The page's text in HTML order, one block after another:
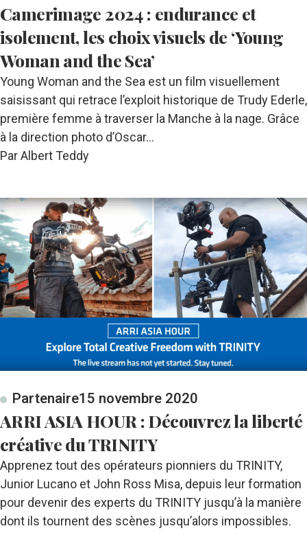
Camerimage 2024 : endurance et
isolement, les choix visuels de ‘Young
Woman and the Sea’
Young Woman and the Sea est un film visuellement
saisissant qui retrace l’exploit historique de Trudy Ederle,
première femme à traverser la Manche à la nage. Grâce
à la direction photo d’Oscar…
Par Albert Teddy
Partenaire15 novembre 2020
ARRI ASIA HOUR : Découvrez la liberté
créative du TRINITY
Apprenez tout des opérateurs pionniers du TRINITY,
Junior Lucano et John Ross Misa, depuis leur formation
pour devenir des experts du TRINITY jusqu’à la manière
dont ils tournent des scènes jusqu’alors impossibles.